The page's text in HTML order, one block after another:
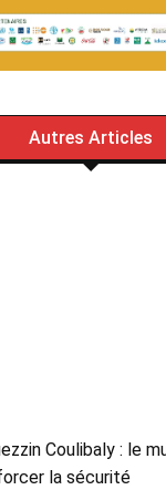
Autres Articles
Coulibaly : le
la sécurité